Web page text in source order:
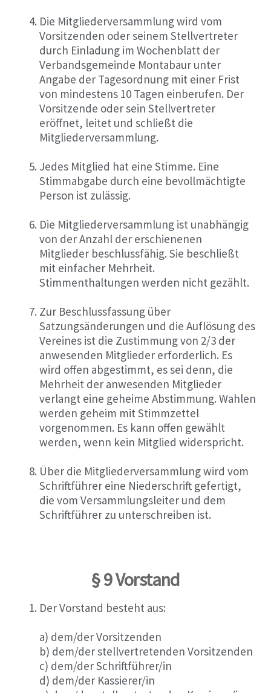
Die Mitgliederversammlung wird vom
Vorsitzenden oder seinem Stellvertreter
durch Einladung im Wochenblatt der
Verbandsgemeinde Montabaur unter
Angabe der Tagesordnung mit einer Frist
von mindestens 10 Tagen einberufen. Der
Vorsitzende oder sein Stellvertreter
eröffnet, leitet und schließt die
Mitgliederversammlung.
Jedes Mitglied hat eine Stimme. Eine
Stimmabgabe durch eine bevollmächtigte
Person ist zulässig.
Die Mitgliederversammlung ist unabhängig
von der Anzahl der erschienenen
Mitglieder beschlussfähig. Sie beschließt
mit einfacher Mehrheit.
Stimmenthaltungen werden nicht gezählt.
Zur Beschlussfassung über
Satzungsänderungen und die Auflösung des
Vereines ist die Zustimmung von 2/3 der
anwesenden Mitglieder erforderlich. Es
wird offen abgestimmt, es sei denn, die
Mehrheit der anwesenden Mitglieder
verlangt eine geheime Abstimmung. Wahlen
werden geheim mit Stimmzettel
vorgenommen. Es kann offen gewählt
werden, wenn kein Mitglied widerspricht.
Über die Mitgliederversammlung wird vom
Schriftführer eine Niederschrift gefertigt,
die vom Versammlungsleiter und dem
Schriftführer zu unterschreiben ist.
§ 9 Vorstand
Der Vorstand besteht aus:
a) dem/der Vorsitzenden
b) dem/der stellvertretenden Vorsitzenden
c) dem/der Schriftführer/in
d) dem/der Kassierer/in